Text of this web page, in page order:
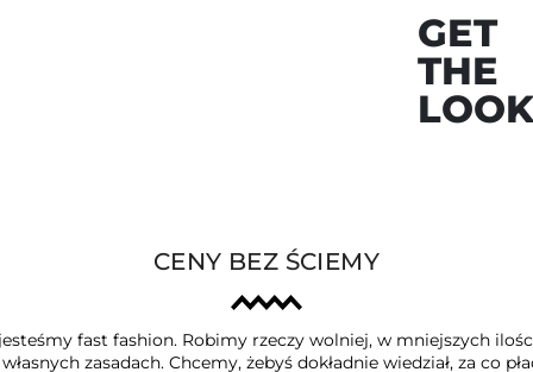
GET
THE
LOOK
CENY BEZ ŚCIEMY
fast fashion. Robimy rzeczy wolniej, w mniejszych
zasadach. Chcemy, żebyś dokładnie wiedział, za co